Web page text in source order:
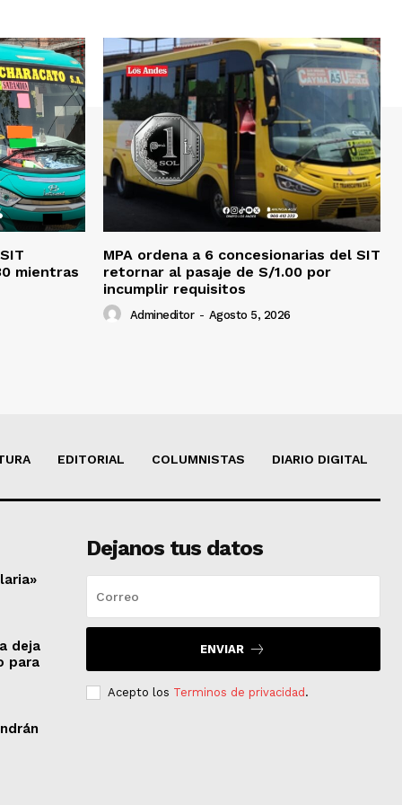
mientras
MPA ordena a 6 concesionarias del SIT
retornar al pasaje de S/1.00 por
incumplir requisitos
Admineditor - Agosto 5, 2026
EDITORIAL COLUMNISTAS DIARIO DIGITAL
deja
para
Dejanos tus datos
ENVIAR
Acepto los Terminos de privacidad .